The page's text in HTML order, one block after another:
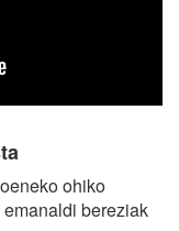
ohiko
bereziak